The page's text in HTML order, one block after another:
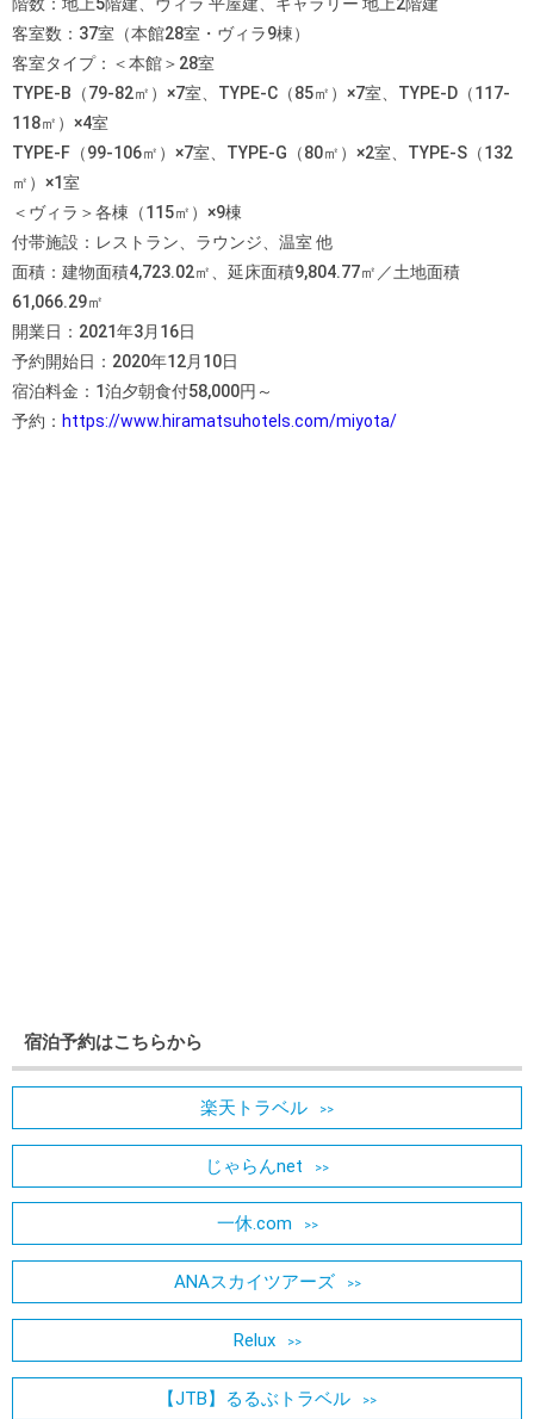
客室数：37室（本館28室・ヴィラ9棟）
客室タイプ：＜本館＞28室
TYPE-B（79-82㎡）×7室、TYPE-C（85㎡）×7室、TYPE-D（117-
118㎡）×4室
TYPE-F（99-106㎡）×7室、TYPE-G（80㎡）×2室、TYPE-S（132
㎡）×1室
＜ヴィラ＞各棟（115㎡）×9棟
付帯施設：レストラン、ラウンジ、温室 他
面積：建物面積4,723.02㎡、延床面積9,804.77㎡／土地面積
61,066.29㎡
開業日：2021年3月16日
予約開始日：2020年12月10日
宿泊料金：1泊夕朝食付58,000円～
予約： https://www.hiramatsuhotels.com/miyota/
宿泊予約はこちらから
楽天トラベル
じゃらんnet
一休.com
ANAスカイツアーズ
Relux
【JTB】るるぶトラベル